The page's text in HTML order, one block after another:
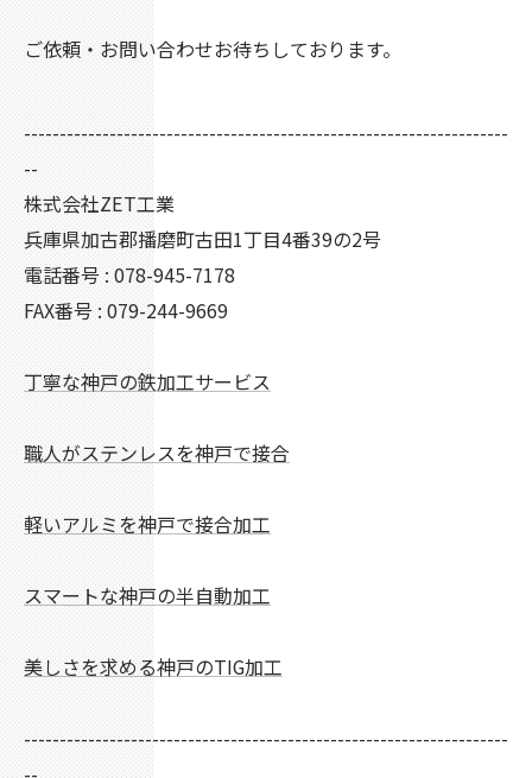
ご依頼・お問い合わせお待ちしております。
--------------------------------------------------------------------
--
株式会社ZET工業
兵庫県加古郡播磨町古田1丁目4番39の2号
電話番号 : 078-945-7178
FAX番号 : 079-244-9669
丁寧な神戸の鉄加工サービス
職人がステンレスを神戸で接合
軽いアルミを神戸で接合加工
スマートな神戸の半自動加工
美しさを求める神戸のTIG加工
--------------------------------------------------------------------